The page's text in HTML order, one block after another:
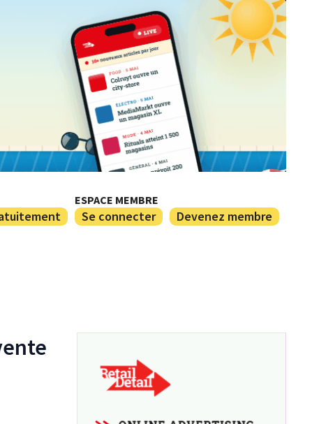
ESPACE MEMBRE
Se connecter Devenez membre